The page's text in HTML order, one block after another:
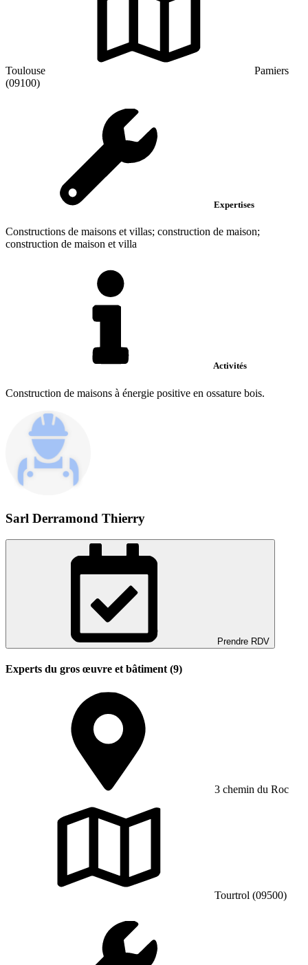
Toulouse
Pamiers
(09100)
Expertises
Constructions de maisons et villas; construction de maison;
construction de maison et villa
Activités
Construction de maisons à énergie positive en ossature bois.
Sarl Derramond Thierry
Prendre RDV
Experts du gros œuvre et bâtiment (9)
3 chemin du Roc
Tourtrol (09500)